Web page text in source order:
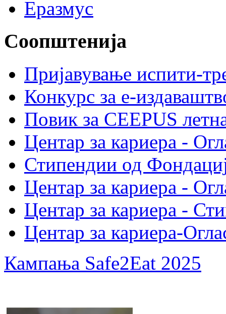
Еразмус
Соопштенија
Пријавување испити-
Конкурс за е-
Повик за CEEPUS
Центар за кариера -
Стипендии од
Центар за кариера -
Центар за кариера -
Центар за кариера-
Кампања Safe2Eat 2025